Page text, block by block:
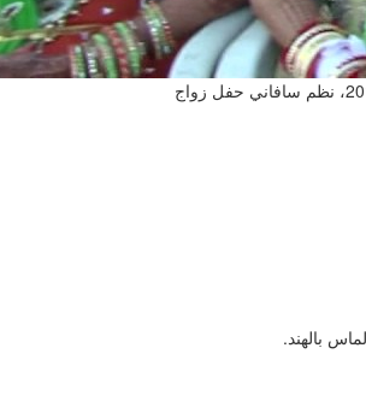
اسمه “ماهيش سافاني”، وهو إمبراطور تجارة الألماس بالهند. يوم الاثنين 24 دجنبر/كانون الأول 2018، نظم سافاني حفل زواج
بالهند.